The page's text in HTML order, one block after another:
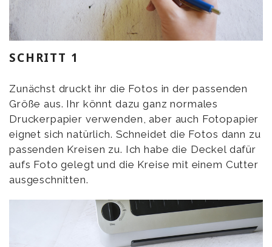
SCHRITT 1
Zunächst druckt ihr die Fotos in der passenden
Größe aus. Ihr könnt dazu ganz normales
Druckerpapier verwenden, aber auch Fotopapier
eignet sich natürlich. Schneidet die Fotos dann zu
passenden Kreisen zu. Ich habe die Deckel dafür
aufs Foto gelegt und die Kreise mit einem Cutter
ausgeschnitten.